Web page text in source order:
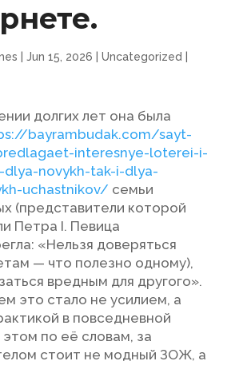
Jun 15, 2026 Uncategorized
долгих лет она была
bayrambudak.com/sayt-
interesnye-loterei-i-
dlya-novykh-tak-i-dlya-
uchastnikov/ семьи
(представители которой
Петра I. Певица
«Нельзя доверяться
— что полезно одному),
вредным для другого».
это стало не усилием, а
в повседневной
по её словам, за
стоит не модный ЗОЖ, а